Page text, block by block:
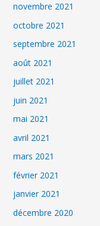
novembre 2021
octobre 2021
septembre 2021
août 2021
juillet 2021
juin 2021
mai 2021
avril 2021
mars 2021
février 2021
janvier 2021
décembre 2020